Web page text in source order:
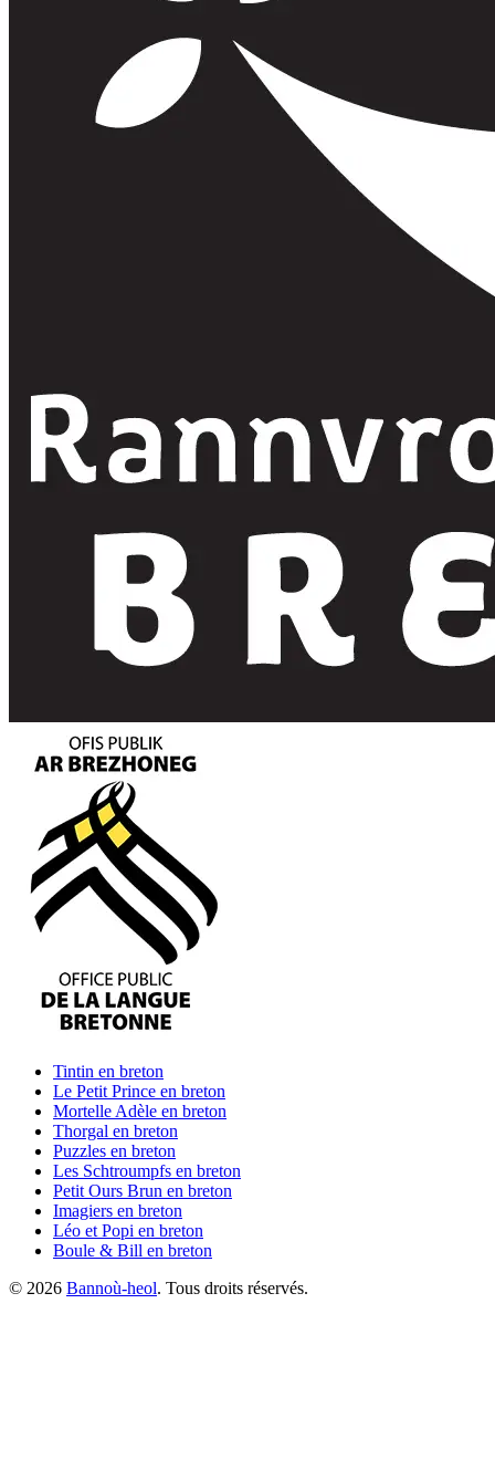
Tintin en breton
Le Petit Prince en breton
Mortelle Adèle en breton
Thorgal en breton
Puzzles en breton
Les Schtroumpfs en breton
Petit Ours Brun en breton
Imagiers en breton
Léo et Popi en breton
Boule & Bill en breton
© 2026 Bannoù-heol. Tous droits réservés.